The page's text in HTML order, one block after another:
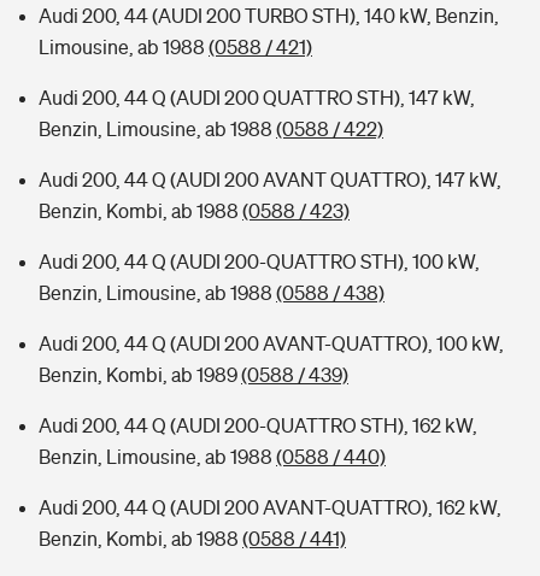
Audi 200, 44 (AUDI 200 TURBO STH), 140 kW, Benzin,
Limousine, ab 1988 (0588 / 421)
Audi 200, 44 Q (AUDI 200 QUATTRO STH), 147 kW,
Benzin, Limousine, ab 1988 (0588 / 422)
Audi 200, 44 Q (AUDI 200 AVANT QUATTRO), 147 kW,
Benzin, Kombi, ab 1988 (0588 / 423)
Audi 200, 44 Q (AUDI 200-QUATTRO STH), 100 kW,
Benzin, Limousine, ab 1988 (0588 / 438)
Audi 200, 44 Q (AUDI 200 AVANT-QUATTRO), 100 kW,
Benzin, Kombi, ab 1989(0588 / 439)
Audi 200, 44 Q (AUDI 200-QUATTRO STH), 162 kW,
Benzin, Limousine, ab 1988 (0588 / 440)
Audi 200, 44 Q (AUDI 200 AVANT-QUATTRO), 162 kW,
Benzin, Kombi, ab 1988 (0588 / 441)